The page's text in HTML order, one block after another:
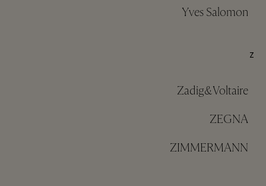
Yves Salomon
Z
Zadig&Voltaire
ZEGNA
ZIMMERMANN